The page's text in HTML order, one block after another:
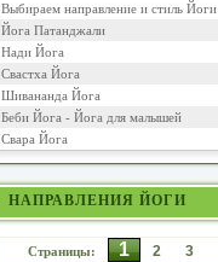
Выбираем направление и стиль Йоги
Йога Патанджали
Нади Йога
Свастха Йога
Шивананда Йога
Беби Йога - Йога для малышей
Свара Йога
НАПРАВЛЕНИЯ ЙОГИ
Страницы: 1 2 3